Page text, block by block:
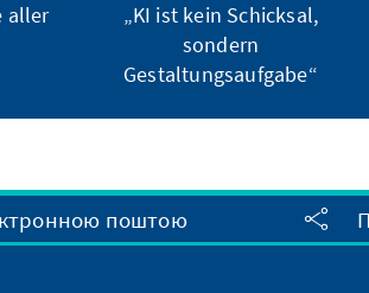
aller
„KI ist kein Schicksal,
sondern
Gestaltungsaufgabe“
поштою